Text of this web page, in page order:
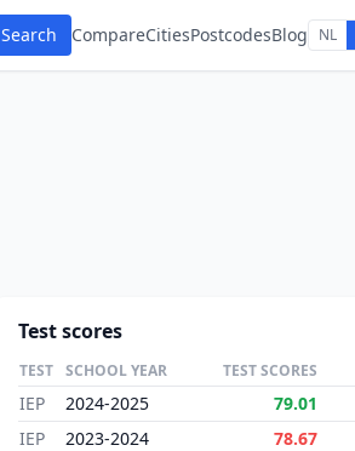
Search CompareCitiesPostcodesBlog NL
Test scores
TEST SCHOOL YEAR TEST SCORES
IEP 2024-2025 79.01
IEP
2023-2024 78.67